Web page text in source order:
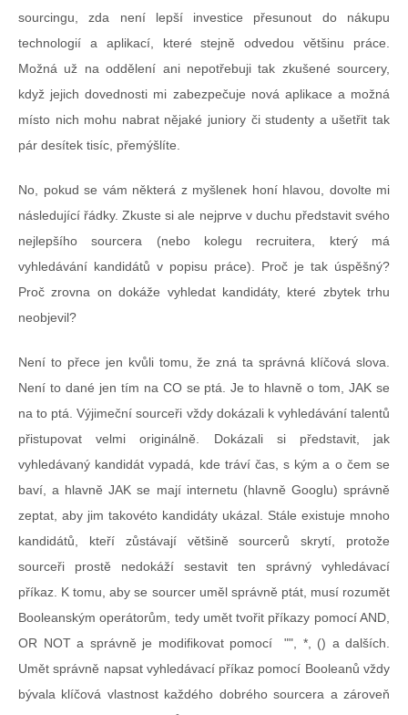
sourcingu, zda není lepší investice přesunout do nákupu
technologií a aplikací, které stejně odvedou většinu práce.
Možná už na oddělení ani nepotřebuji tak zkušené sourcery,
když jejich dovednosti mi zabezpečuje nová aplikace a možná
místo nich mohu nabrat nějaké juniory či studenty a ušetřit tak
pár desítek tisíc, přemýšlíte.
No, pokud se vám některá z myšlenek honí hlavou, dovolte mi
následující řádky. Zkuste si ale nejprve v duchu představit svého
nejlepšího sourcera (nebo kolegu recruitera, který má
vyhledávání kandidátů v popisu práce). Proč je tak úspěšný?
Proč zrovna on dokáže vyhledat kandidáty, které zbytek trhu
neobjevil?
Není to přece jen kvůli tomu, že zná ta správná klíčová slova.
Není to dané jen tím na CO se ptá. Je to hlavně o tom, JAK se
na to ptá. Výjimeční sourceři vždy dokázali k vyhledávání talentů
přistupovat velmi originálně. Dokázali si představit, jak
vyhledávaný kandidát vypadá, kde tráví čas, s kým a o čem se
baví, a hlavně JAK se mají internetu (hlavně Googlu) správně
zeptat, aby jim takovéto kandidáty ukázal. Stále existuje mnoho
kandidátů, kteří zůstávají většině sourcerů skrytí, protože
sourceři prostě nedokáží sestavit ten správný vyhledávací
příkaz. K tomu, aby se sourcer uměl správně ptát, musí rozumět
Booleanským operátorům, tedy umět tvořit příkazy pomocí AND,
OR NOT a správně je modifikovat pomocí "", *, () a dalších.
Umět správně napsat vyhledávací příkaz pomocí Booleanů vždy
bývala klíčová vlastnost každého dobrého sourcera a zároveň